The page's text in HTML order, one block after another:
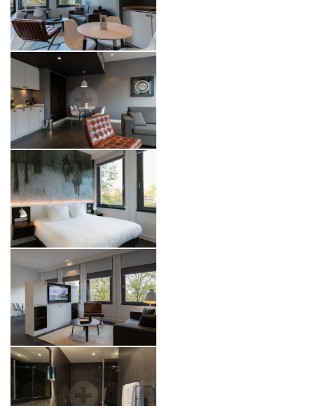
B-aparthotel Den Haag Kennedy
HOME
LOCATIES
KAMERS
DIENSTEN
FOTOGALERIJ
BOEK NU
HERZICHTEN
Vertrek datum
keuze van vestiging *
aantal mensen
VALIDEER